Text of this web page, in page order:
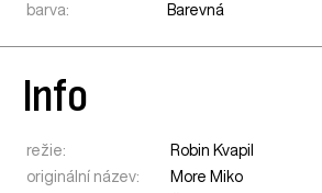
barva:
Barevná
Info
režie:
Robin Kvapil
originální název:
More Miko